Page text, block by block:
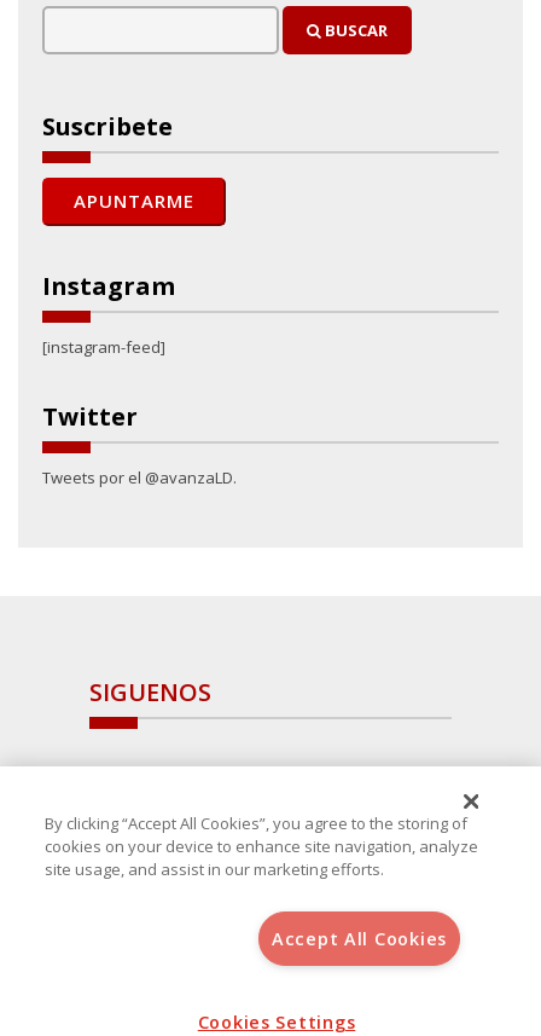
BUSCAR
Suscribete
Instagram
[instagram-feed]
Twitter
Tweets por el @avanzaLD.
SIGUENOS
, S.L.U.(B-64405731) c/ San Norberto
Aviso Legal
Política de Cookies
By clicking “Accept All Cookies”, you agree to the storing of
cookies on your device to enhance site navigation, analyze
site usage, and assist in our marketing efforts.
Accept All Cookies
Cookies Settings